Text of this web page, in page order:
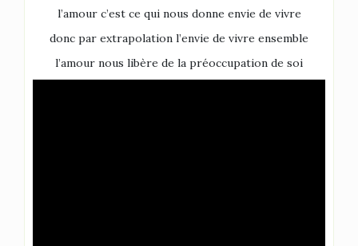
l’amour c’est ce qui nous donne envie de vivre
donc par extrapolation l’envie de vivre ensemble
l’amour nous libère de la préoccupation de soi